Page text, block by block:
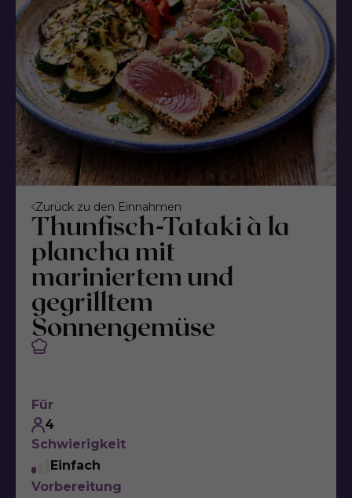
Zurück zu den Einnahmen
Thunfisch-Tataki à la
plancha mit
mariniertem und
gegrilltem
Sonnengemüse
Für
4
Schwierigkeit
Einfach
Vorbereitung